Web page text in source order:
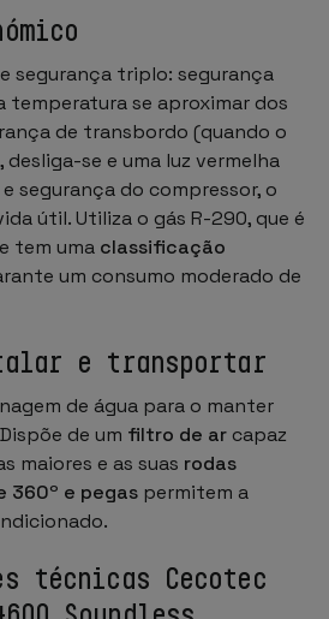
segurança triplo: segurança
temperatura se aproximar dos
de transbordo (quando o
se e uma luz vermelha
segurança do compressor, o
útil. Utiliza o gás R-290, que é
tem uma classificação
um consumo moderado de
e transportar
de água para o manter
de um filtro de ar capaz
maiores e as suas rodas
360º e pegas permitem a
técnicas Cecotec